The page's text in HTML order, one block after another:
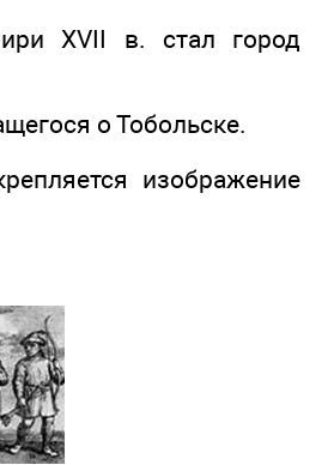
XVII в. стал город
о Тобольске.
изображение